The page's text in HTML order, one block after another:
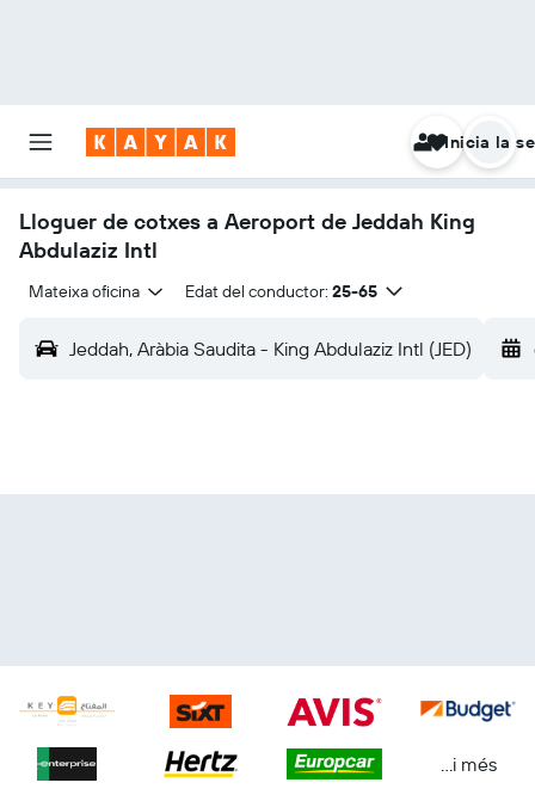
Inicia la
Lloguer de cotxes a Aeroport de Jeddah King
Abdulaziz Intl
Mateixa oficina Edat del conductor: 25-65
Jeddah, Aràbia Saudita - King Abdulaziz Intl (JED)
...i més